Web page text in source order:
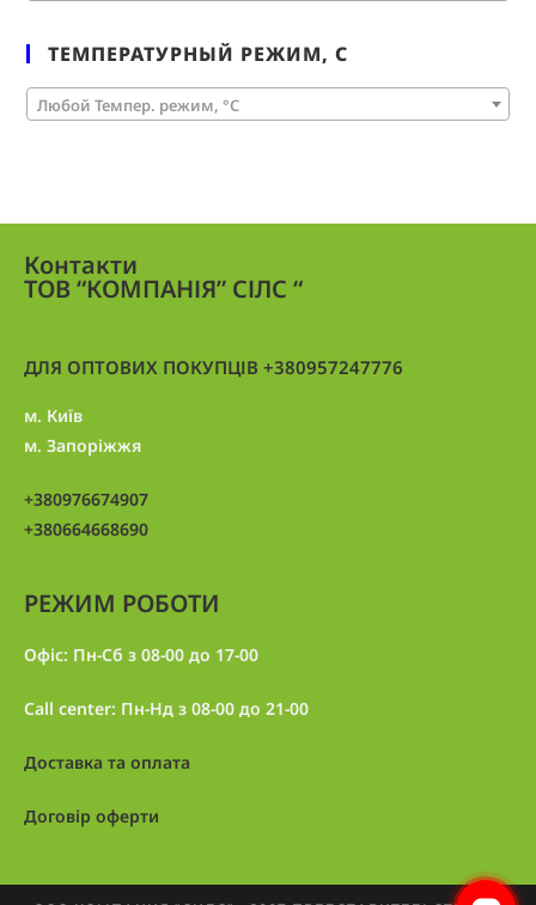
ТЕМПЕРАТУРНЫЙ РЕЖИМ, С
Любой Темпер. режим, °C
Контакти
ТОВ “КОМПАНІЯ” СІЛС “
ДЛЯ ОПТОВИХ ПОКУПЦІВ +380957247776
м. Київ
м. Запоріжжя
+380976674907
+380664668690
РЕЖИМ РОБОТИ
Офіс: Пн-Сб з 08-00 до 17-00
Call center: Пн-Нд з 08-00 до 21-00
Доставка та оплата
Договір оферти